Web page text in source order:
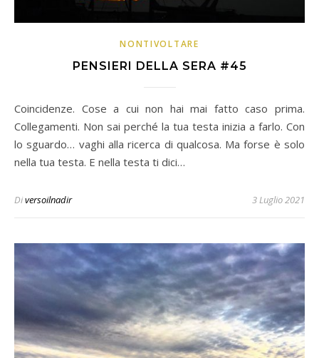
NONTIVOLTARE
PENSIERI DELLA SERA #45
Coincidenze. Cose a cui non hai mai fatto caso prima.
Collegamenti. Non sai perché la tua testa inizia a farlo. Con
lo sguardo… vaghi alla ricerca di qualcosa. Ma forse è solo
nella tua testa. E nella testa ti dici…
Diversoilnadir 3 Luglio 2021